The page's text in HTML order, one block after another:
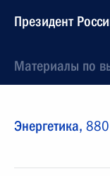
Президент
Материалы по
Энергетика, 880